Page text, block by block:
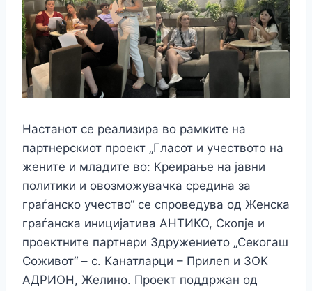
Настанот се реализира во рамките на
партнерскиот проект „Гласот и учеството на
жените и младите во: Креирање на јавни
политики и овозможувачка средина за
граѓанско учество“ се спроведува од Женска
граѓанска иницијатива АНТИКО, Скопје и
проектните партнери Здружението „Секогаш
Соживот“ – с. Канатларци – Прилеп и ЗОК
АДРИОН, Желино. Проект поддржан од